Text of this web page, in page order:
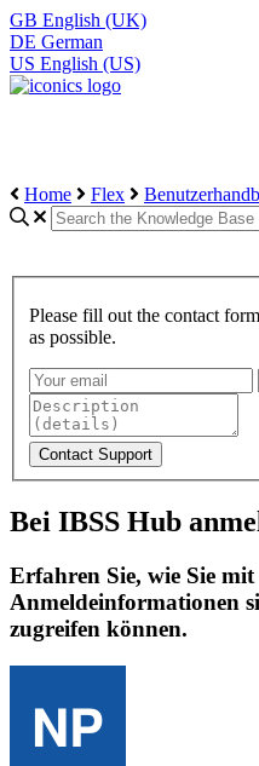
GB English (UK)
DE German
US English (US)
Home
Flex
Please fill out the contact
as possible.
Bei IBSS Hub
Erfahren Sie, wie Sie
Anmeldeinformationen
zugreifen können.